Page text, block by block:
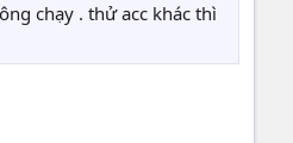
chạy . thử acc khác thì